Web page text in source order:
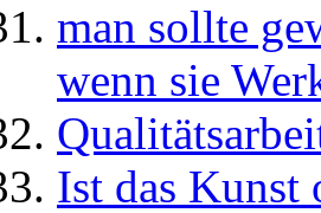
man sollte
wenn sie
Ist das Kunst